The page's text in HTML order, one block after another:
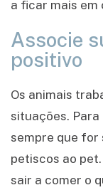
a ficar mais em
Associe
positivo
Os animais
situações. Para
sempre que for
petiscos ao
sair a comer o